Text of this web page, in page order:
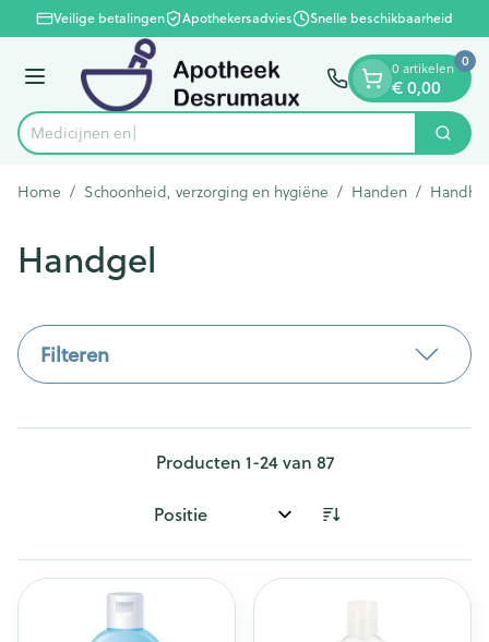
Ga naar de inhoud
1 van 1Veilige betalingen Apothekersadvies Snelle beschikbaarheid
Menu
Product, merk, categorie... Zoek
0 artikelen
€ 0,00
0
Home / Schoonheid, verzorging en hygiëne / Handen /
Handgel
Filteren
Producten 1-24van 87
Sorteer op: